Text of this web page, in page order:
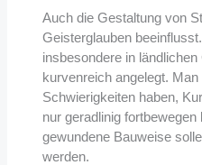
Auch die Gestaltung von
Geisterglauben
insbesondere in
kurvenreich angelegt.
Schwierigkeiten haben,
nur geradlinig
gewundene Bauweise
werden.